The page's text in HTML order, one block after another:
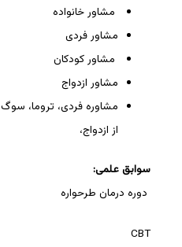
مشاور خانواده
مشاور فردی
مشاور کودکان
مشاور ازدواج
مشاوره فردی، تروما،
از ازدواج،
سوابق علمی:
دوره درمان طرحواره
CBT